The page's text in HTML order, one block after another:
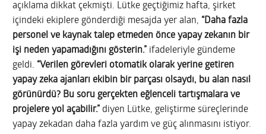
açıklama dikkat çekmişti. Lütke geçtiğimiz hafta, şirket
içindeki ekiplere gönderdiği mesajda yer alan, “Daha fazla
personel ve kaynak talep etmeden önce yapay zekanın bir
işi neden yapamadığını gösterin.” ifadeleriyle gündeme
geldi. “Verilen görevleri otomatik olarak yerine getiren
yapay zeka ajanları ekibin bir parçası olsaydı, bu alan nasıl
görünürdü? Bu soru gerçekten eğlenceli tartışmalara ve
projelere yol açabilir.” diyen Lütke, geliştirme süreçlerinde
yapay zekadan daha fazla yardım ve güç alınmasını istiyor.